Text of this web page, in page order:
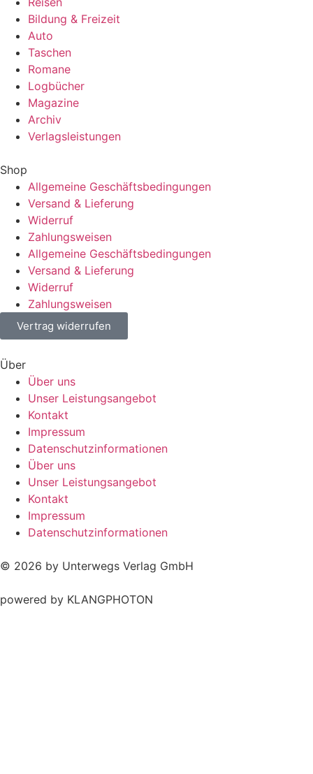
Bildung & Freizeit
Auto
Taschen
Romane
Logbücher
Magazine
Archiv
Verlagsleistungen
Shop
Allgemeine Geschäftsbedingungen
Versand & Lieferung
Widerruf
Zahlungsweisen
Allgemeine Geschäftsbedingungen
Versand & Lieferung
Widerruf
Zahlungsweisen
Vertrag widerrufen
Über
Über uns
Unser Leistungsangebot
Kontakt
Impressum
Datenschutzinformationen
Über uns
Unser Leistungsangebot
Kontakt
Impressum
Datenschutzinformationen
© 2026 by Unterwegs Verlag GmbH
powered by KLANGPHOTON